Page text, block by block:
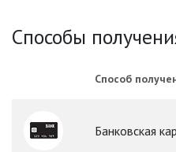
Способы
Способ
Банковская